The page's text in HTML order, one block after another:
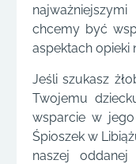
chcemy być
aspektach opieki
Jeśli szukasz
Twojemu
wsparcie w
Śpioszek w
naszej